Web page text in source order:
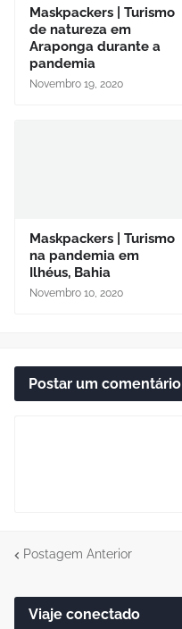
Maskpackers | Turismo
de natureza em
Araponga durante a
pandemia
Novembro 19, 2020
Maskpackers | Turismo
na pandemia em
Ilhéus, Bahia
Novembro 10, 2020
Postar um comentário
Postagem Anterior
Viaje conectado